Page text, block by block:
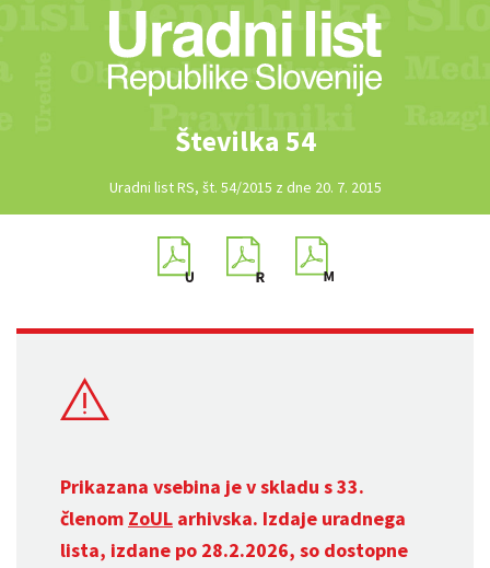
Številka 54
Uradni list RS, št. 54/2015 z dne 20. 7. 2015
Prikazana vsebina je v skladu s 33.
členom ZoUL arhivska. Izdaje uradnega
lista, izdane po 28.2.2026, so dostopne